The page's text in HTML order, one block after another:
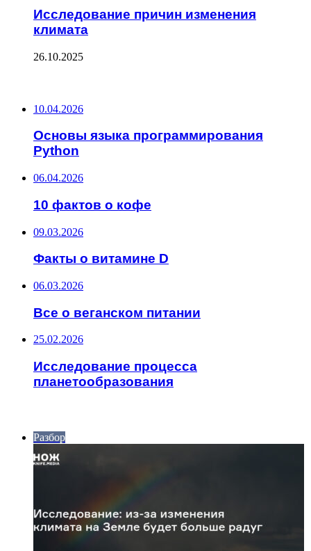
Исследование причин изменения
климата
26.10.2025
10.04.2026
Основы языка программирования
Python
06.04.2026
10 фактов о кофе
09.03.2026
Факты о витамине D
06.03.2026
Все о веганском питании
25.02.2026
Исследование процесса
планетообразования
Разбор